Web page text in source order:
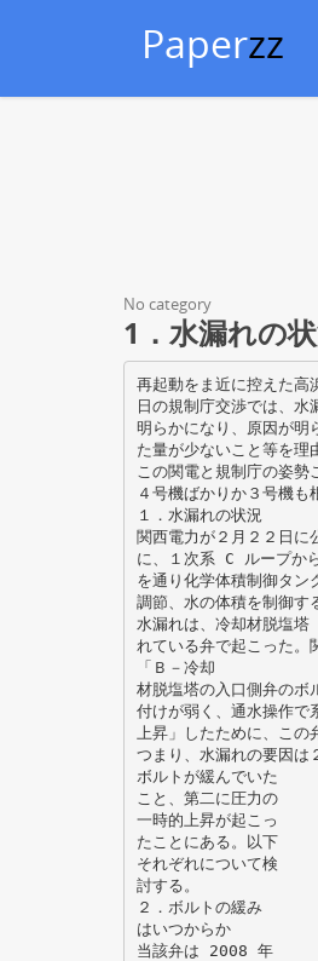
Paperzz
No category
1．水漏れの
再起動をま近に控えた高
日の規制庁交渉では、水
明らかになり、原因が明
た量が少ないこと等を理
この関電と規制庁の姿勢
４号機ばかりか３号機も
１．水漏れの状況
関西電力が２月２２日に
に、１次系 C ループか
を通り化学体積制御タ
調節、水の体積を制御す
水漏れは、冷却材脱塩
れている弁で起こった。
「Ｂ－冷却
材脱塩塔の入口側弁の
付けが弱く、通水操作で
上昇」したために、この
つまり、水漏れの要因
ボルトが緩んでいた
こと、第二に圧力の
一時的上昇が起こっ
たことにある。以下
それぞれについて検
討する。
２．ボルトの緩み
はいつからか
当該弁は 2008 年